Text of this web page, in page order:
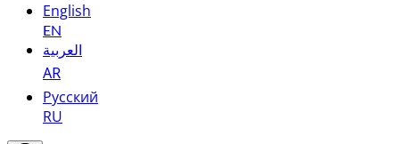
English
EN
العربية
AR
Русский
RU